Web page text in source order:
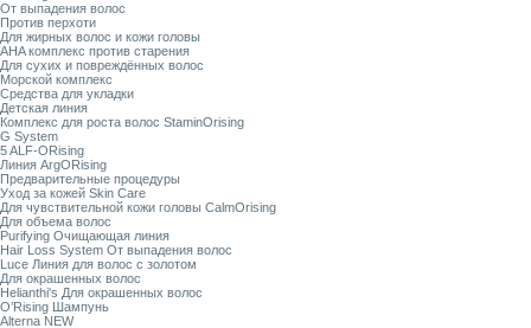
От выпадения волос
Против перхоти
Для жирных волос и кожи головы
AHA комплекс против старения
Для сухих и повреждённых волос
Морской комплекс
Средства для укладки
Детская линия
Комплекс для роста волос StaminOrising
G System
5 ALF-ORising
Линия ArgORising
Предварительные процедуры
Уход за кожей Skin Care
Для чувствительной кожи головы CalmOrising
Для объема волос
Purifying Очищающая линия
Hair Loss System От выпадения волос
Luce Линия для волос с золотом
Для окрашенных волос
Helianthi's Для окрашенных волос
O’Rising Шампунь
Alterna NEW